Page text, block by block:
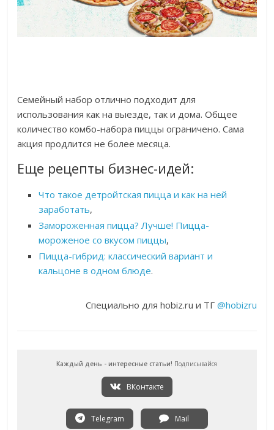
Семейный набор отлично подходит для
использования как на выезде, так и дома. Общее
количество комбо-набора пиццы ограничено. Сама
акция продлится не более месяца.
Еще рецепты бизнес-идей:
Что такое детройтская пицца и как на ней
заработать,
Замороженная пицца? Лучше! Пицца-
мороженое со вкусом пиццы,
Пицца-гибрид: классический вариант и
кальцоне в одном блюде.
Специально для hobiz.ru и ТГ @hobizru
Каждый день - интересные статьи! Подписывайся
ВКонтакте
Telegram Mail